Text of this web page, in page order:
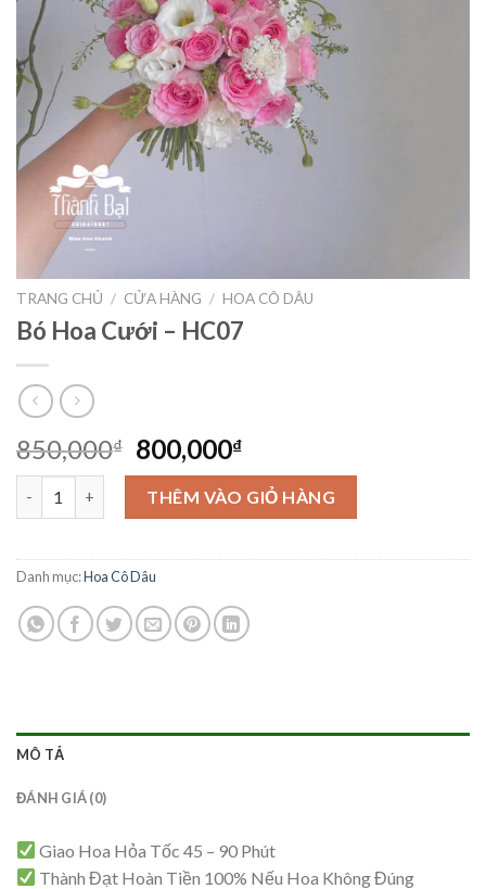
TRANG CHỦ / CỬA HÀNG / HOA CÔ DÂU
Bó Hoa Cưới – HC07
850,000₫ Giá
gốc
là:
850,000₫.
800,000₫Giá
hiện
tại
là:
800,000₫.
Bó Hoa Cưới - HC07 số lượngTHÊM VÀO GIỎ HÀNG
Danh mục:Hoa Cô Dâu
MÔ TẢ
ĐÁNH GIÁ (0)
Giao Hoa Hỏa Tốc 45 – 90 Phút
Thành Đạt Hoàn Tiền 100% Nếu Hoa Không Đúng